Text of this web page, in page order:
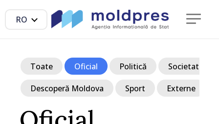
RO
Toate Oficial Politică Societate
Descoperă Moldova Sport Externe